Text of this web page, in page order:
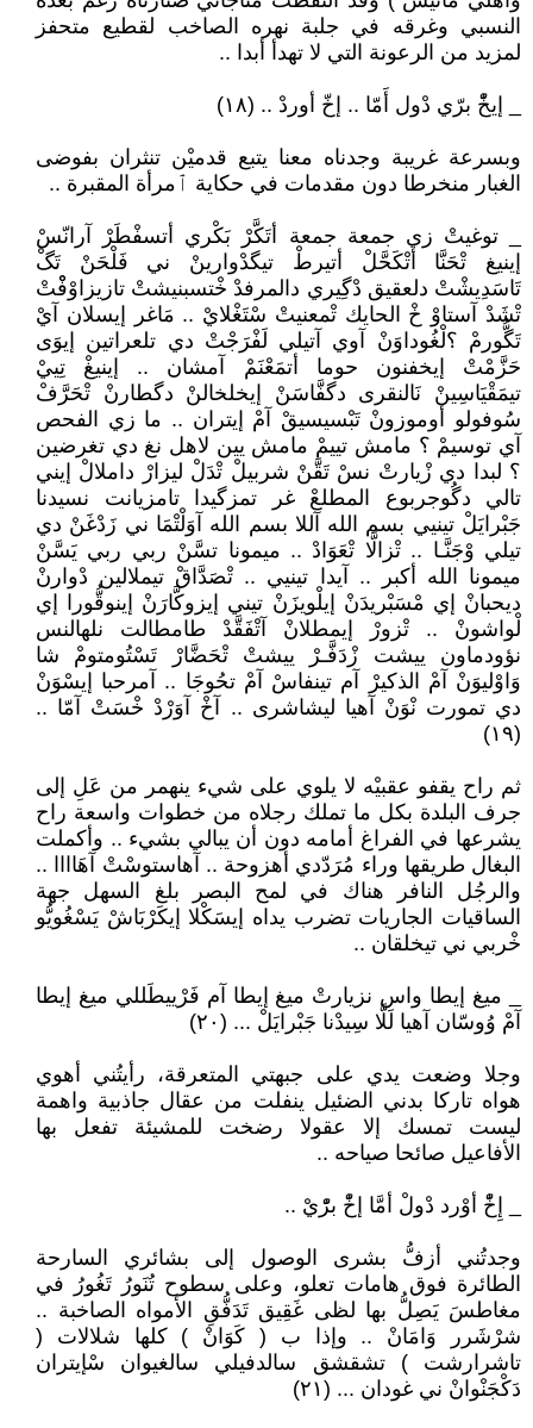
النسبي وغرقه في جلبة نهره الصاخب لقطيع متحفز
لمزيد من الرعونة التي لا تهدأ أبدا ..
_ إيخّْ برّي دْول أَمّا .. إخّ أوردْ .. (١٨)
وبسرعة غريبة وجدناه معنا يتبع قدميْن تنثران بفوضى
الغبار منخرطا دون مقدمات في حكاية ٱمرأة المقبرة ..
_ توغيتْ زي جمعة جمعة أتَكَّرْ بَكْري أتسفْطَرْ آرانّسْ
إينيغ تْحَنَّا أتْكَحَّلْ أتيرطْ تيگدْوارينْ ني فَلْحَنْ تَگْ
تَاسَدِيشْتْ دلعقيق دْگِيري دالمرفدْ خْتسبنيشتْ تازيزاوْفْْتْ
تْشَدْ آستاوْ خْ الحايك تْمعنيتْ سْتَغْلايْ .. مَاغر إيسلان آيْ
تَگُّورمْ ؟لْغُوداوَنْ آوي آتيلي لَفْرَجْتْ دي تلعراتين إيوَى
حَزَّمْتْ إيخفنون حوما أتمَعْنَمْ آمشان .. إينيغْ تِييْ
تيمَقْيَاسِينْ نَالنقرى دگفَّاسَنْ إيخلخالنْ دگطارنْ تْحَرَّفْ
سُوفولو أوموزونْ تَبْسيسيقْ آمْ إيتران .. ما زي الفحص
آي توسيمْ ؟ مامش تييمْ مامش يين لاهل نغ دي تغرضين
؟ لبدا دي زْيارتْ نسْ تَقَّنْ شربيلْ تْدَلْ ليزارْ داملالْ إيني
تالي دگُوجربوع المطلعْ غر تمزگيدا تامزيانت نسيدنا
جَبْرايَلْ تينيي بسم الله آللا بسم الله آوَلْتْمَا ني زَدْغَنْ دي
تيلي وْجَنَّـا .. تْزالَّا تْعَوَادْ .. ميمونا تسَّنْ ربي ربي يَسَّنْ
ميمونا الله أكبر .. آيدا تينيي .. تْصَدَّاقْ تيملالين دْوارنْ
ديحبانْ إي مْسَبْريدَنْ إيلْويزَنْ تيني إيزوكَّارَنْ إينوقُّورا إي
لْواشونْ .. تْزورْ إيمطلانْ آتْفَقَّدْ طامطالت نلهالنس
نؤودماون ييشت زْدَفَّـرْ ييشتْ تْحَضَّارْ تَسْتُومتومْ شا
وَاوْليوَنْ آمْ الذكيرْ آم تينفاسْ آمْ تحُوجَا .. آمرحبا إيسْوَنْ
دي تمورت نْوَنْ آهيا ليشاشرى .. آخْ آوَرْدْ خْسَتْ آمّا ..
(١٩)
ثم راح يقفو عقبيْه لا يلوي على شيء ينهمر من عَلِ إلى
جرف البلدة بكل ما تملك رجلاه من خطوات واسعة راح
يشرعها في الفراغ أمامه دون أن يبالي بشيء .. وأكملت
البغال طريقها وراء مُرَدّدي أهزوحة .. آهاستوسْتْ آهَاااا ..
والرجُل النافر هناك في لمح البصر بلغ السهل جهة
الساقيات الجاريات تضرب يداه إيسَكْلا إيكَرْبَاشْ يَسْغُويُّو
خْربي ني تيخلقان ..
_ ميغ إيطا واس نزيارتْ ميغ إيطا آم فَرْييطَللي ميغ إيطا
آمْ وُوسّان آهيا لَلَّا سِيدْنا جَبْرايَلْ ... (٢٠)
وجلا وضعت يدي على جبهتي المتعرقة، رأيتُني أهوي
هواه تاركا بدني الضئيل ينفلت من عقال جاذبية واهمة
ليست تمسك إلا عقولا رضخت للمشيئة تفعل بها
الأفاعيل صائحا صياحه ..
_ إِخّْ أوْرد دْولْ أمَّا إخّْ برّْيْ ..
وجدتُني أزفُّ بشرى الوصول إلى بشائري السارحة
الطائرة فوق هامات تعلو، وعلى سطوح تُنَورُ تَغُورُ في
مغاطسَ يَصِلُّ بها لظى غَقِيق تَدَفُّقِ الأمواه الصاخبة ..
شرْشَرر وَامَانْ .. وإذا ب ( كَوَانْ ) كلها شلالات (
تاشرارشت ) تشقشق سالدفيلي سالغيوان سْإيتران
دَكْجَنْوانْ ني غودان ... (٢١)